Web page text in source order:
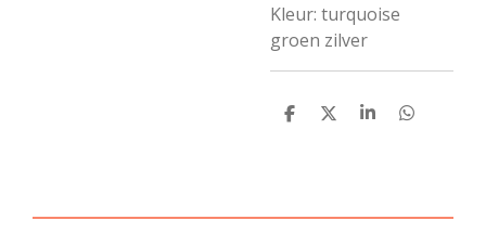
Kleur: turquoise
groen zilver
D
D
S
D